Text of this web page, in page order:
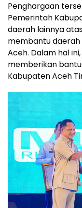
Penghargaan
Pemerintah
daerah lainnya
membantu
Aceh. Dalam hal
memberikan
Kabupaten Aceh